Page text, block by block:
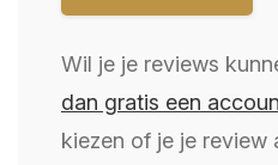
Wil je je reviews
dan gratis een
kiezen of je je review